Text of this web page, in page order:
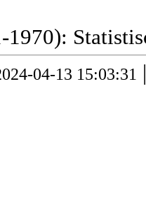
04-13 15:03:31